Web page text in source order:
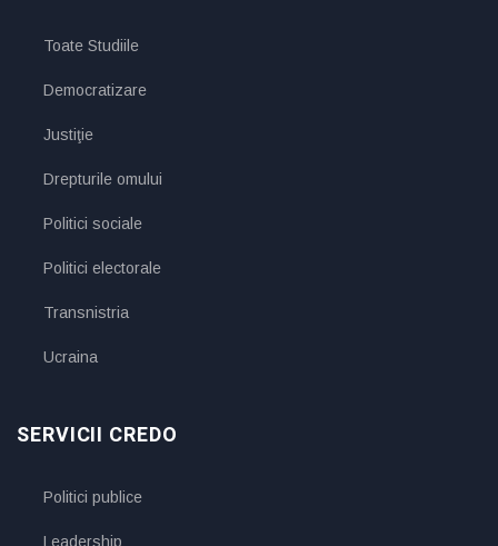
Toate Studiile
Democratizare
Justiţie
Drepturile omului
Politici sociale
Politici electorale
Transnistria
Ucraina
SERVICII CREDO
Politici publice
Leadership